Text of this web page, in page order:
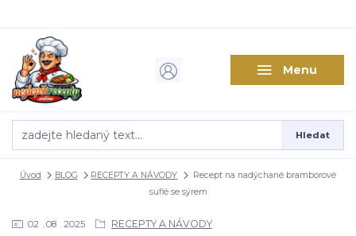
Menu
Hledat
Úvod BLOG RECEPTY A NÁVODY
Recept na nadýchané bramborové
suflé se sýrem
02 08 2025 RECEPTY A NÁVODY